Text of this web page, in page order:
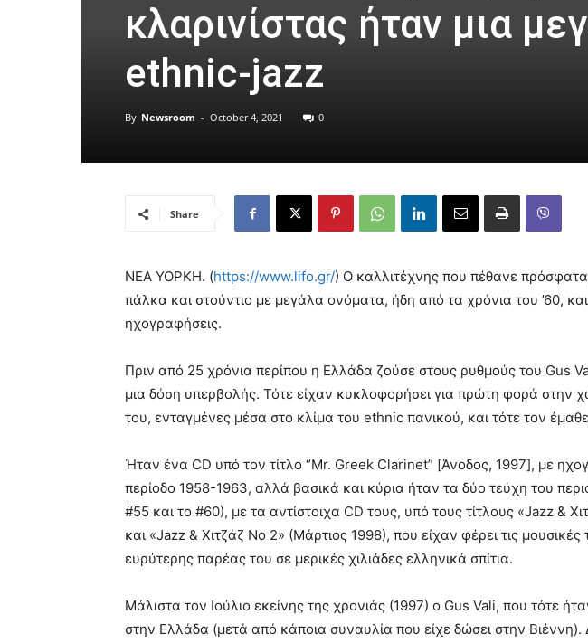
κλαρινίστας ήταν μια
ethnic-jazz
By Newsroom - October 4, 2021 0
Share
ΝΕΑ ΥΟΡΚΗ. (https://www.lifo.gr/) Ο καλλιτέχνης που πέθανε
πάλκα και στούντιο με μεγάλα ονόματα, ήδη από τα χρόνια του ’60,
ηχογραφήσεις.
Πριν από 25 χρόνια περίπου η Ελλάδα ζούσε στους ρυθμούς του Gus
μια δόση υπερβολής. Τότε είχαν κυκλοφορήσει για πρώτη φορά στην
του, ενταγμένες μέσα στο κλίμα του ethnic πανικού, και τότε τον
Ήταν ένα CD υπό τον τίτλο “Mr. Greek Clarinet” [Άνοδος, 1997], με
περίοδο 1958-1963, αλλά βασικά και κύρια ήταν τα δύο τεύχη του
#55 και το #60), με τα αντίστοιχα CD τους, υπό τους τίτλους «Jazz &
και «Jazz & Χιτζάζ Νο 2» (Μάρτιος 1998), που είχαν φέρει τις μουσικές
ευρύτερης παρέας του σε μερικές χιλιάδες ελληνικά σπίτια.
Μάλιστα τον Ιούλιο εκείνης της χρονιάς (1997) o Gus Vali, που τότε
στην Ελλάδα (μετά από κάποια συναυλία που είχε δώσει στην